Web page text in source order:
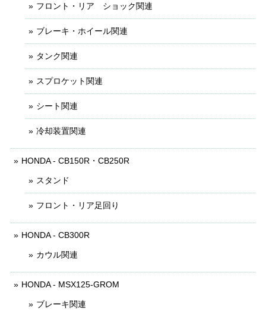
フロント・リア ショック関連
ブレーキ・ホイール関連
タンク関連
スプロケット関連
シート関連
冷却装置関連
HONDA - CB150R・CB250R
スタンド
フロント・リア足回り
HONDA - CB300R
カウル関連
HONDA - MSX125-GROM
ブレーキ関連